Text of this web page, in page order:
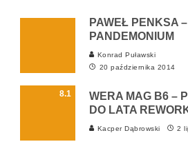
PAWEŁ PENKSA –
PANDEMONIUM
Konrad Puławski
20 października 2014
8.1
WERA MAG B6 –
DO LATA
Kacper Dąbrowski 2